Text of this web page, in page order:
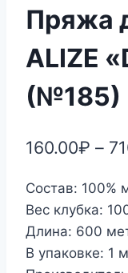
Пряжа
ALIZE
(№185)
160.00₽ –
Состав: 100%
Вес клубка:
Длина: 600
В упаковке: 1